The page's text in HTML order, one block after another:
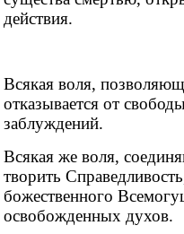
действия.
Всякая воля,
отказывается от
заблуждений.
Всякая же воля,
творить
божественного
освобожденных духов.